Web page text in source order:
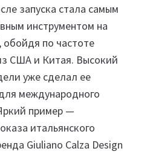
запуска стала самым
инструментом на
по частоте
США и Китая. Высокий
уже сделал ее
международного
пример —
итальянского
Giuliano Calza Design